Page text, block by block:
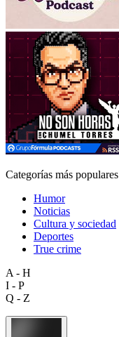
Categorías más populares
Humor
Noticias
Cultura y sociedad
Deportes
True crime
A - H
I - P
Q - Z